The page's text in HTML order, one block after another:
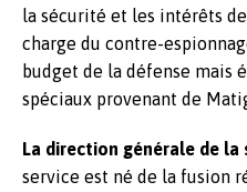
la sécurité et les intérêts
charge du contre-
budget de la défense mais
spéciaux provenant de
La direction générale de
service est né de la fusion